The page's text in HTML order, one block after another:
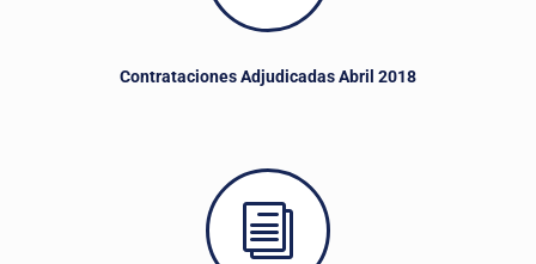
Contrataciones Adjudicadas Abril 2018
i